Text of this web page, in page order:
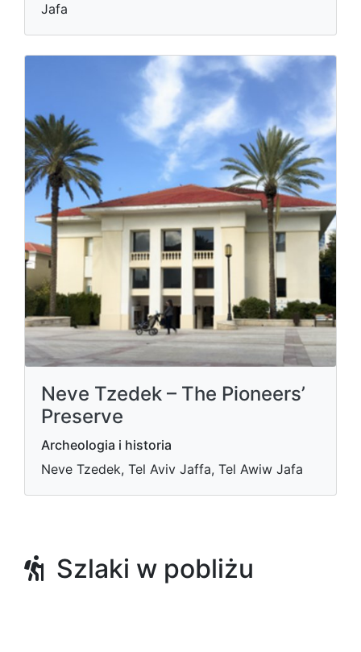
Jafa
Neve Tzedek – The Pioneers’
Preserve
Archeologia i historia
Neve Tzedek, Tel Aviv Jaffa, Tel Awiw Jafa
Szlaki w pobliżu